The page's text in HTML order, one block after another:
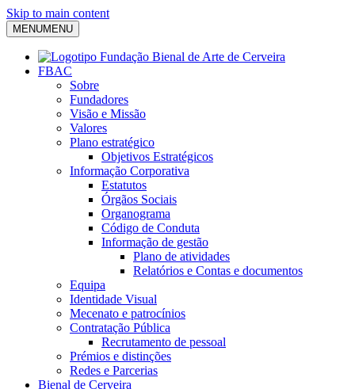
Skip to main content
MENUMENU
FBAC
Sobre
Fundadores
Visão e Missão
Valores
Plano estratégico
Objetivos Estratégicos
Informação Corporativa
Estatutos
Órgãos Sociais
Organograma
Código de Conduta
Informação de gestão
Plano de atividades
Relatórios e Contas e documentos
Equipa
Identidade Visual
Mecenato e patrocínios
Contratação Pública
Recrutamento de pessoal
Prémios e distinções
Redes e Parcerias
Bienal de Cerveira